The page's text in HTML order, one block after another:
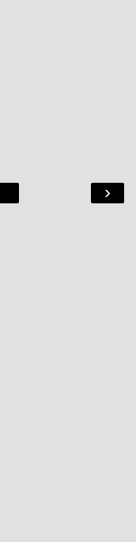
›